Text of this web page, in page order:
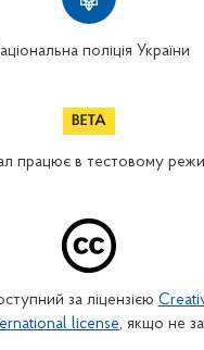
поліція України
працює в тестовому
за ліцензією
license, якщо не